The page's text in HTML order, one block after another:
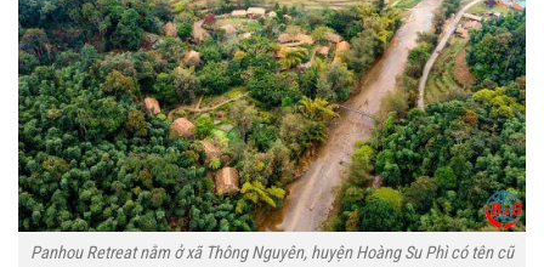
Panhou Retreat nằm ở xã Thông Nguyên, huyện Hoàng Su Phì có tên cũ